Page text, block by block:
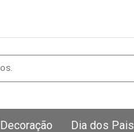
Decoração Dia dos Pais